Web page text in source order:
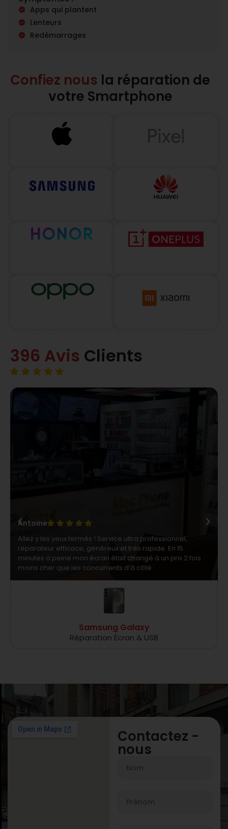
Apps qui plantent
Lenteurs
Redémarrages
Confiez nous la réparation de
votre Smartphone
396 Avis Clients
Antoine
Allez y les yeux fermés ! Service ultra professionnel,
réparateur efficace, généreux et très rapide. En 15
minutes à peine mon écran était changé à un prix 2 fois
moins cher que les concurrents d’à côté.
Samsung Galaxy
Réparation Écran & USB
Contactez -
nous